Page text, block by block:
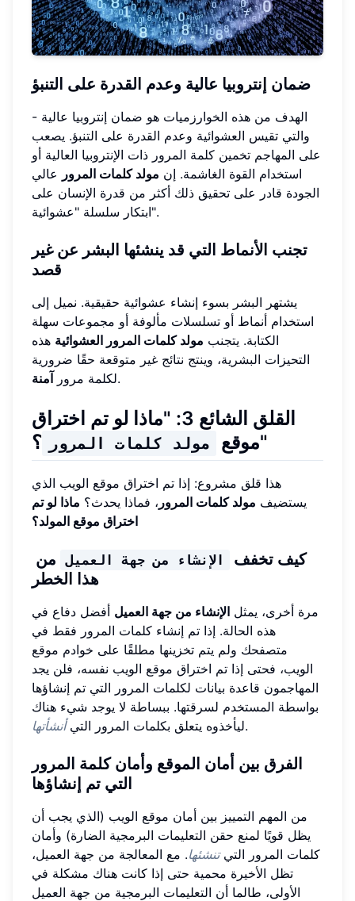
ضمان إنتروبيا عالية وعدم القدرة على التنبؤ
الهدف من هذه الخوارزميات هو ضمان إنتروبيا عالية -
والتي تقيس العشوائية وعدم القدرة على التنبؤ. يصعب
على المهاجم تخمين كلمة المرور ذات الإنتروبيا العالية أو
استخدام القوة الغاشمة. إن مولد كلمات المرور عالي
الجودة قادر على تحقيق ذلك أكثر من قدرة الإنسان على
ابتكار سلسلة "عشوائية".
تجنب الأنماط التي قد ينشئها البشر عن غير
قصد
يشتهر البشر بسوء إنشاء عشوائية حقيقية. نميل إلى
استخدام أنماط أو تسلسلات مألوفة أو مجموعات سهلة
الكتابة. يتجنب مولد كلمات المرور العشوائية هذه
التحيزات البشرية، وينتج نتائج غير متوقعة حقًا ضرورية
لكلمة مرور آمنة .
القلق الشائع 3: "ماذا لو تم اختراق
موقع
مولد كلمات المرور ؟"
هذا قلق مشروع: إذا تم اختراق موقع الويب الذي
يستضيف مولد كلمات المرور ، فماذا يحدث؟ ماذا لو تم
اختراق موقع المولد؟
كيف تخفف الإنشاء من جهة العميل
من
هذا الخطر
مرة أخرى، يمثل الإنشاء من جهة العميل أفضل دفاع في
هذه الحالة. إذا تم إنشاء كلمات المرور فقط في
متصفحك ولم يتم تخزينها مطلقًا على خوادم موقع
الويب، فحتى إذا تم اختراق موقع الويب نفسه، فلن يجد
المهاجمون قاعدة بيانات لكلمات المرور التي تم إنشاؤها
بواسطة المستخدم لسرقتها. ببساطة لا يوجد شيء هناك
ليأخذوه يتعلق بكلمات المرور التيأنشأتها .
الفرق بين أمان الموقع وأمان كلمة المرور
التي تم إنشاؤها
من المهم التمييز بين أمان موقع الويب (الذي يجب أن
يظل قويًا لمنع حقن التعليمات البرمجية الضارة) وأمان
كلمات المرور التيتنشئها. مع المعالجة من جهة العميل،
تظل الأخيرة محمية حتى إذا كانت هناك مشكلة في
الأولى، طالما أن التعليمات البرمجية من جهة العميل